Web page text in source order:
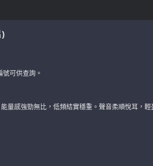
)
可供查詢。
感強勁無比，低頻結實穩重。聲音柔順悅耳，